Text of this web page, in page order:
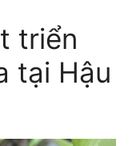
triển
tại Hậu